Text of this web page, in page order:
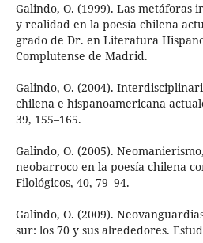
Galindo, O. (1999). Las metáforas
y realidad en la poesía chilena
grado de Dr. en Literatura
Complutense de Madrid.
Galindo, O. (2004).
chilena e hispanoamericana
39, 155–165.
Galindo, O. (2005).
neobarroco en la poesía chilena
Filológicos, 40, 79–94.
Galindo, O. (2009).
sur: los 70 y sus alrededores.